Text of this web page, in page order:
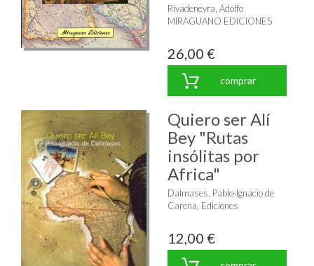
Rivadeneyra, Adolfo
MIRAGUANO EDICIONES
26,00 €
comprar
Quiero ser Alí
Bey "Rutas
insólitas por
Africa"
Dalmases, Pablo-Ignacio de
Carena, Ediciones
12,00 €